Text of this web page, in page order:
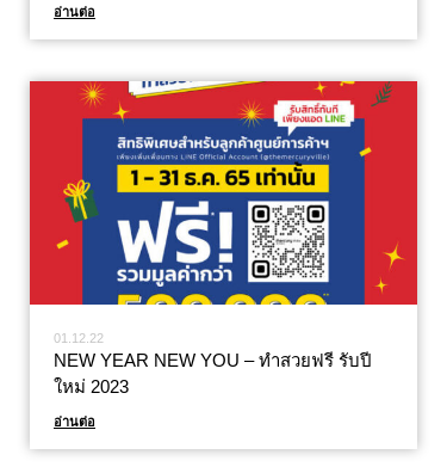
อ่านต่อ
01.12.22
NEW YEAR NEW YOU – ทำสวยฟรี รับปี
ใหม่ 2023
อ่านต่อ